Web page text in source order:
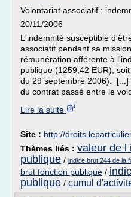
Volontariat associatif :
20/11/2006
L'indemnité susceptible
associatif pendant sa
rémunération afférente à
publique (1259,42 EUR),
du 29 septembre 2006). [...]
du contrat passé entre le
Lire la suite
Site : http://
Thèmes liés : valeur de l
publique / indice brut 244 de la
brut fonction publique /
publique / cumul